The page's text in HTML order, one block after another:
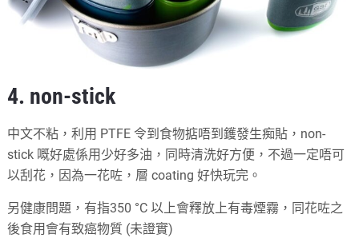
4. non-stick
中文不粘，利用 PTFE 令到食物掂唔到鑊發生痴貼，non-
stick 嘅好處係用少好多油，同時清洗好方便，不過一定唔可
以刮花，因為一花咗，層 coating 好快玩完。
另健康問題，有指350 °C 以上會釋放上有毒煙霧，同花咗之
後食用會有致癌物質 (未證實)